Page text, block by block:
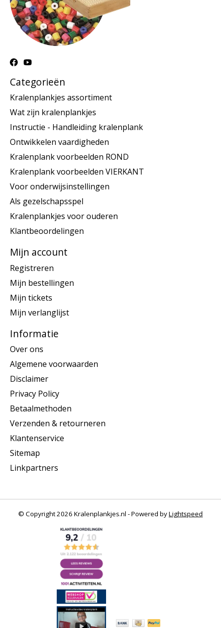
Categorieën
Kralenplankjes assortiment
Wat zijn kralenplankjes
Instructie - Handleiding kralenplank
Ontwikkelen vaardigheden
Kralenplank voorbeelden ROND
Kralenplank voorbeelden VIERKANT
Voor onderwijsinstellingen
Als gezelschapsspel
Kralenplankjes voor ouderen
Klantbeoordelingen
Mijn account
Registreren
Mijn bestellingen
Mijn tickets
Mijn verlanglijst
Informatie
Over ons
Algemene voorwaarden
Disclaimer
Privacy Policy
Betaalmethoden
Verzenden & retourneren
Klantenservice
Sitemap
Linkpartners
© Copyright 2026 Kralenplankjes.nl - Powered byLightspeed